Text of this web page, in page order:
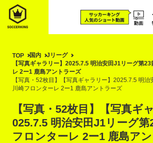
TOP 国内
Jリーグ
【写真ギャラリー】2025.7.5 明治安田J1リーグ第
レ 2ー1 鹿島アントラーズ
【写真・52枚目】【写真ギャラリー】2025.7.5 明
川崎フロンターレ 2ー1 鹿島アントラーズ
【写真・52枚目】【写真ギ
025.7.5 明治安田J1リーグ第
フロンターレ 2ー1 鹿島ア